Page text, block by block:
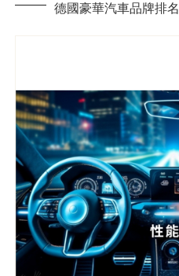
德國豪華汽車品牌排名